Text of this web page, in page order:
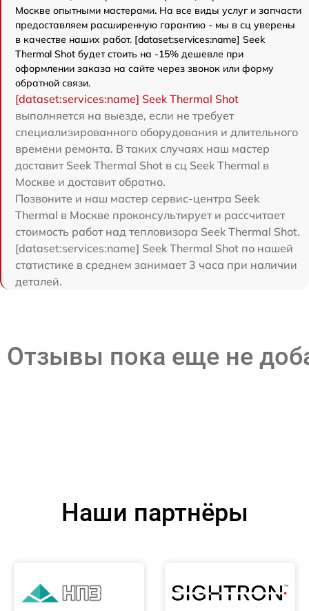
Москве опытными мастерами. На все виды услуг и запчасти
предоставляем расширенную гарантию - мы в сц уверены
в качестве наших работ. [dataset:services:name] Seek
Thermal Shot будет стоить на -15% дешевле при
оформлении заказа на сайте через звонок или форму
обратной связи.
[dataset:services:name] Seek Thermal Shot
выполняется на выезде, если не требует
специализированного оборудования и длительного
времени ремонта. В таких случаях наш мастер
доставит Seek Thermal Shot в сц Seek Thermal в
Москве и доставит обратно.
Позвоните и наш мастер сервис-центра Seek
Thermal в Москве проконсультирует и рассчитает
стоимость работ над тепловизора Seek Thermal Shot.
[dataset:services:name] Seek Thermal Shot по нашей
статистике в среднем занимает 3 часа при наличии
деталей.
Отзывы пока еще не
Наши партнёры